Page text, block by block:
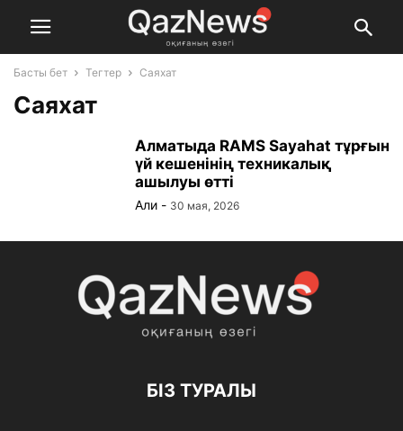
Басты бет Тегтер Саяхат
Саяхат
Алматыда RAMS Sayahat тұрғын
үй кешенінің техникалық
ашылуы өтті
Али - 30 мая, 2026
БІЗ ТУРАЛЫ